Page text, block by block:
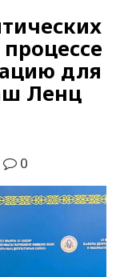
для
Ленц
0